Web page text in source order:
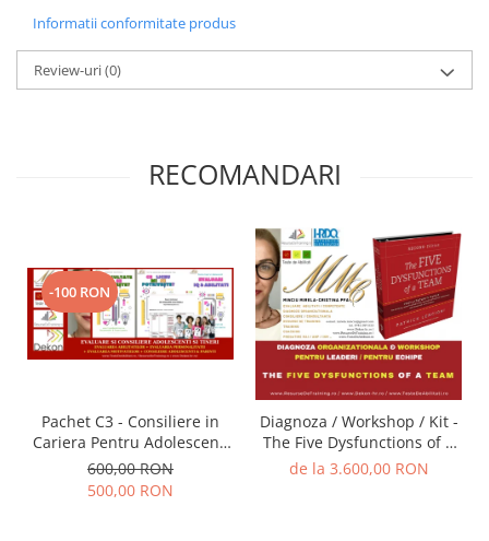
Informatii conformitate produs
Review-uri(0)
RECOMANDARI
-100 RON
Pachet C3 - Consiliere in
Cariera Pentru Adolescenti
si Studenti evaluare,
consiliere, indrumare
600,00 RON
500,00 RON
Diagnoza / Workshop / Kit -
The Five Dysfunctions of a
Team (Autor Patrick
de la 3.600,00 RON